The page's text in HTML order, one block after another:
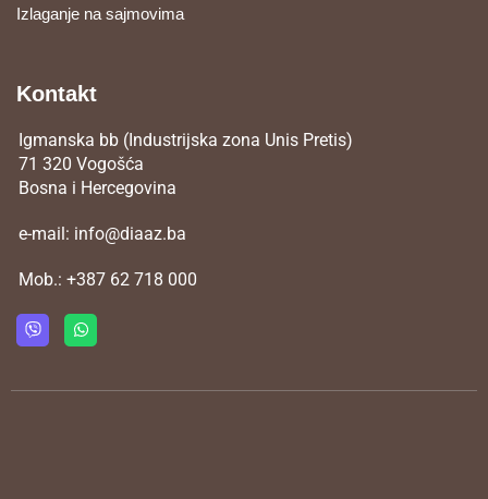
Izlaganje na sajmovima
Kontakt
Igmanska bb (Industrijska zona Unis Pretis)
71 320 Vogošća
Bosna i Hercegovina
e-mail: info@diaaz.ba
Mob.: +387 62 718 000